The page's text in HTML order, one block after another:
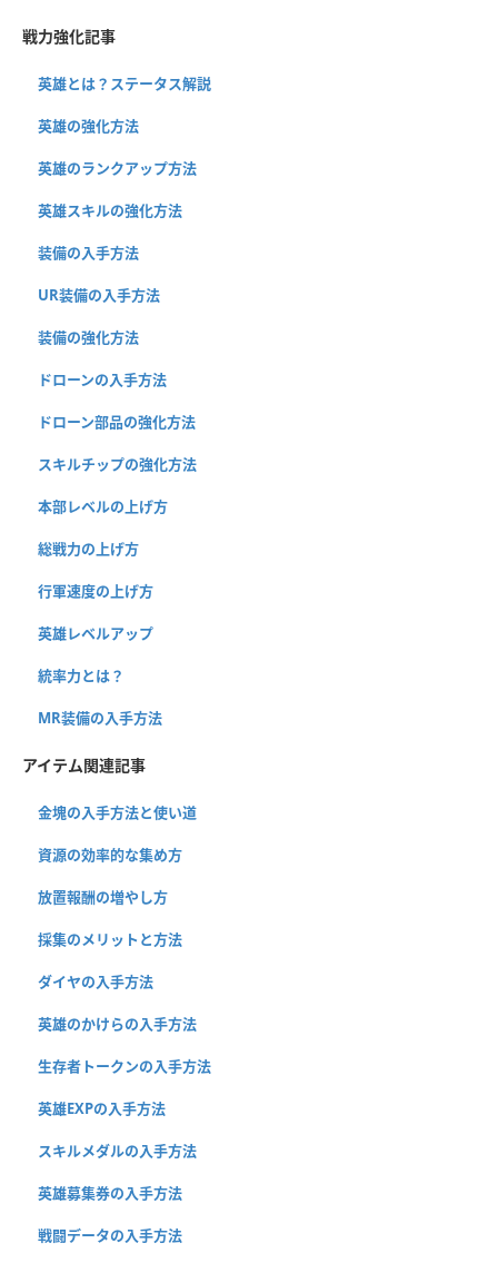
戦力強化記事
英雄とは？ステータス解説
英雄の強化方法
英雄のランクアップ方法
英雄スキルの強化方法
装備の入手方法
UR装備の入手方法
装備の強化方法
ドローンの入手方法
ドローン部品の強化方法
スキルチップの強化方法
本部レベルの上げ方
総戦力の上げ方
行軍速度の上げ方
英雄レベルアップ
統率力とは？
MR装備の入手方法
アイテム関連記事
金塊の入手方法と使い道
資源の効率的な集め方
放置報酬の増やし方
採集のメリットと方法
ダイヤの入手方法
英雄のかけらの入手方法
生存者トークンの入手方法
英雄EXPの入手方法
スキルメダルの入手方法
英雄募集券の入手方法
戦闘データの入手方法